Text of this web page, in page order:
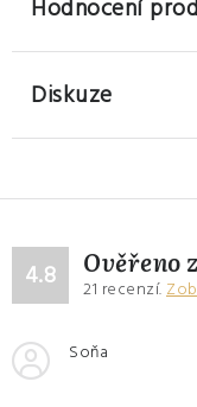
Hodnocení
Diskuze
4.8 Ověřeno
21 recenzí.
Soňa